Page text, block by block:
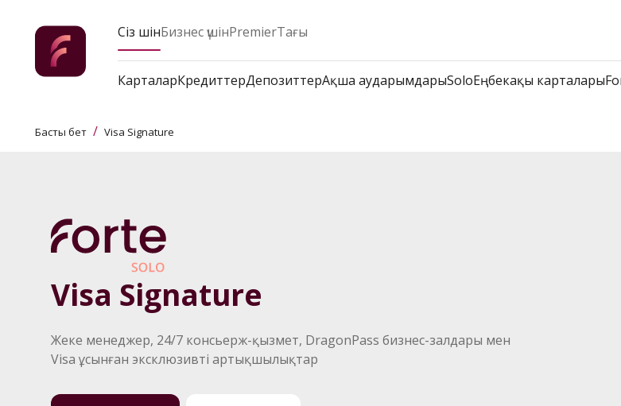
Сіз үшінБизнес үшінPremierТағы
КарталарКредиттерДепозиттерАқша аударымдарыSoloЕңбекақы карталары
Басты бет / Visa Signature
Visa Signature
Жеке менеджер, 24/7 консьерж-қызмет, DragonPass бизнес-залдары мен
Visa ұсынған эксклюзивті артықшылықтар